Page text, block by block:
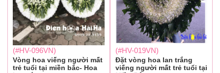
(#HV-096VN)
Vòng hoa viếng người mất
trẻ tuổi tại miền bắc- Hoa
(#HV-019VN)
Đặt vòng hoa lan trắng
viếng người mất trẻ tuổi tại